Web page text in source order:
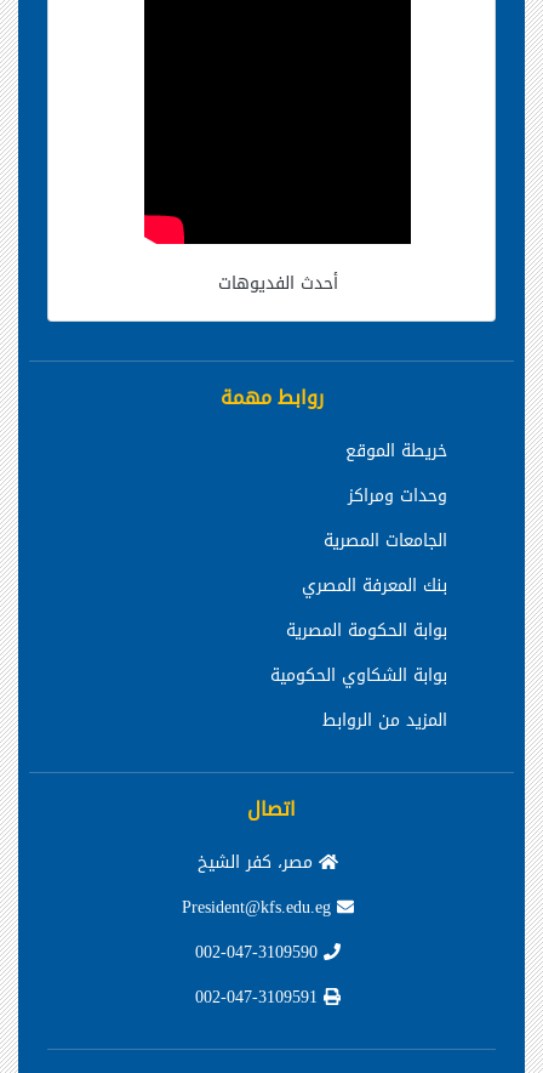
أحدث الفديوهات
روابط مهمة
خريطة الموقع
وحدات ومراكز
الجامعات المصرية
بنك المعرفة المصري
بوابة الحكومة المصرية
بوابة الشكاوي الحكومية
المزيد من الروابط
اتصال
مصر، كفر الشيخ